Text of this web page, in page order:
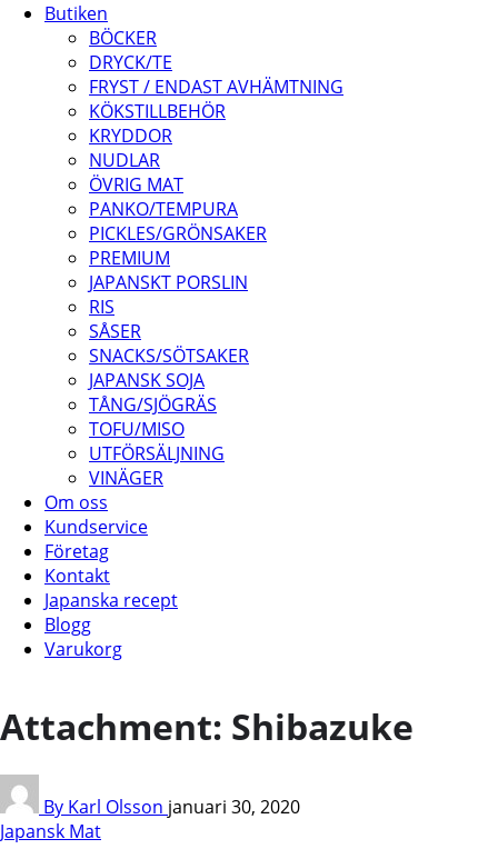
Butiken
BÖCKER
DRYCK/TE
FRYST / ENDAST AVHÄMTNING
KÖKSTILLBEHÖR
KRYDDOR
NUDLAR
ÖVRIG MAT
PANKO/TEMPURA
PICKLES/GRÖNSAKER
PREMIUM
JAPANSKT PORSLIN
RIS
SÅSER
SNACKS/SÖTSAKER
JAPANSK SOJA
TÅNG/SJÖGRÄS
TOFU/MISO
UTFÖRSÄLJNING
VINÄGER
Om oss
Kundservice
Företag
Kontakt
Japanska recept
Blogg
Varukorg
Attachment: Shibazuke
By Karl Olsson januari 30, 2020
Japansk Mat